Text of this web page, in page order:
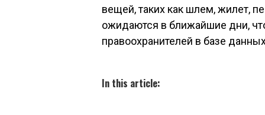
вещей, таких как шлем, жилет,
ожидаются в ближайшие дни,
правоохранителей в базе
In this article: